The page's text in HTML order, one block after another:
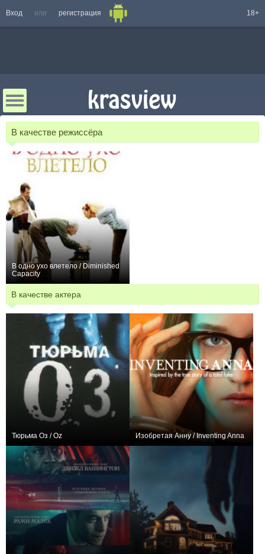
Вход или регистрация 18+
В качестве режиссёра
В одно ухо влетело / Diminished
Capacity
В качестве актера
Тюрьма Оз / Oz Изобретая Анну / Inventing Anna